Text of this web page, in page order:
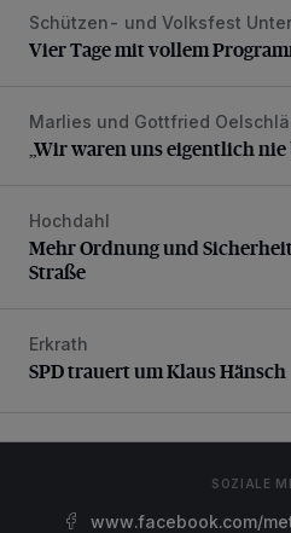
Vier Tage mit vollem
Schützen- und Volksfest
Vier Tage mit vollem
„Wir waren uns eigentlich nie
Marlies und Gottfried
„Wir waren uns eigentlich nie
Mehr Ordnung und Sicherheit
Hochdahl
Mehr Ordnung und
Straße
SPD trauert um Klaus Hänsch
Erkrath
SPD trauert um Klaus Hänsch
SOZIALE
www.facebook.com/